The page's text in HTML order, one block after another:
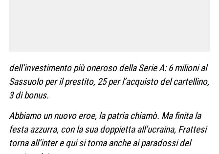
dell’investimento più oneroso della Serie A: 6 milioni al
Sassuolo per il prestito, 25 per l’acquisto del cartellino,
3 di bonus.
Abbiamo un nuovo eroe, la patria chiamò. Ma finita la
festa azzurra, con la sua doppietta all’ucraina, Frattesi
torna all’inter e qui si torna anche ai paradossi del